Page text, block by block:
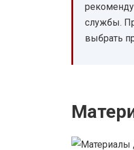
службы.
выбрать